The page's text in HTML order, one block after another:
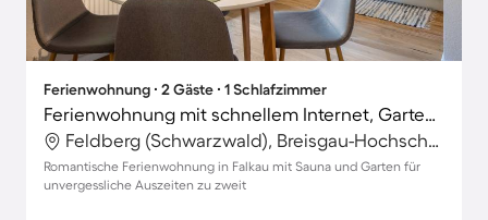
Ferienwohnung ∙ 2 Gäste ∙ 1 Schlafzimmer
Ferienwohnung mit schnellem Internet, Garten und Sauna | Gartenblick
Feldberg (Schwarzwald), Breisgau-Hochschwarzwald, Deutschland
Romantische Ferienwohnung in Falkau mit Sauna und Garten für
unvergessliche Auszeiten zu zweit